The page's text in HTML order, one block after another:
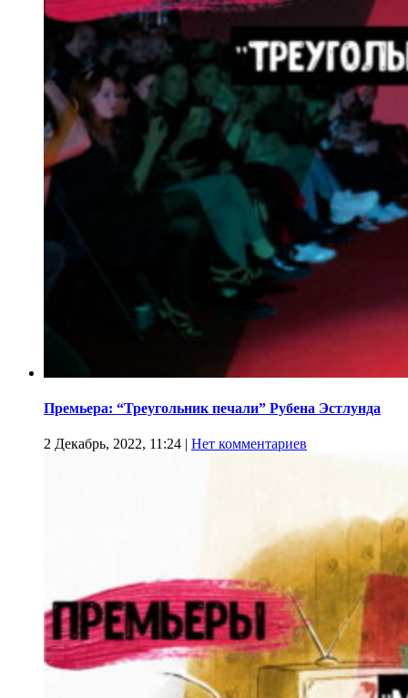
Премьера: “Треугольник печали” Рубена Эстлунда
2 Декабрь, 2022, 11:24 | Нет комментариев